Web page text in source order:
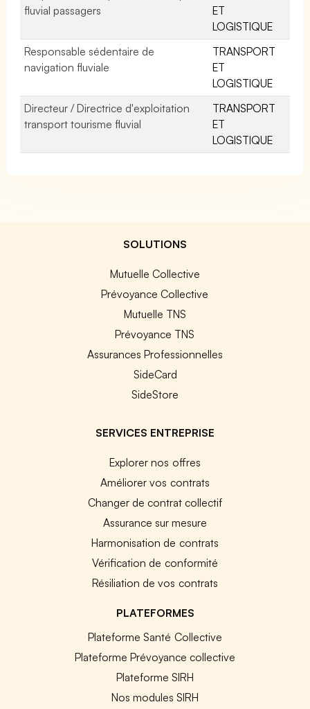
fluvial passagers
ET
LOGISTIQUE
Responsable sédentaire de
navigation fluviale
TRANSPORT
ET
LOGISTIQUE
Directeur / Directrice d'exploitation
transport tourisme fluvial
TRANSPORT
ET
LOGISTIQUE
SOLUTIONS
Mutuelle Collective
Prévoyance Collective
Mutuelle TNS
Prévoyance TNS
Assurances Professionnelles
SideCard
SideStore
SERVICES ENTREPRISE
Explorer nos offres
Améliorer vos contrats
Changer de contrat collectif
Assurance sur mesure
Harmonisation de contrats
Vérification de conformité
Résiliation de vos contrats
PLATEFORMES
Plateforme Santé Collective
Plateforme Prévoyance collective
Plateforme SIRH
Nos modules SIRH